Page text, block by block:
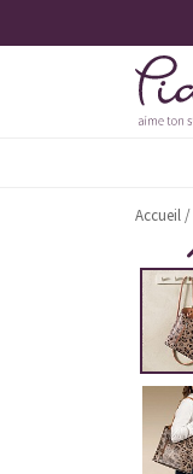
Accueil/